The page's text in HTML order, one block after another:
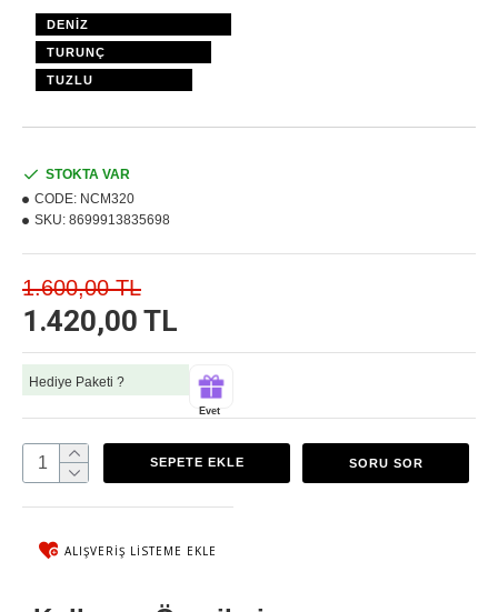
DENİZ
TURUNÇ
TUZLU
1.420,00 TL
1.600,00 TL
STOKTA VAR
CODE: NCM320
SKU: 8699913835698
Hediye Paketi ?
Evet
SEPETE EKLE SORU SOR
ALIŞVERIŞ LISTEME EKLE